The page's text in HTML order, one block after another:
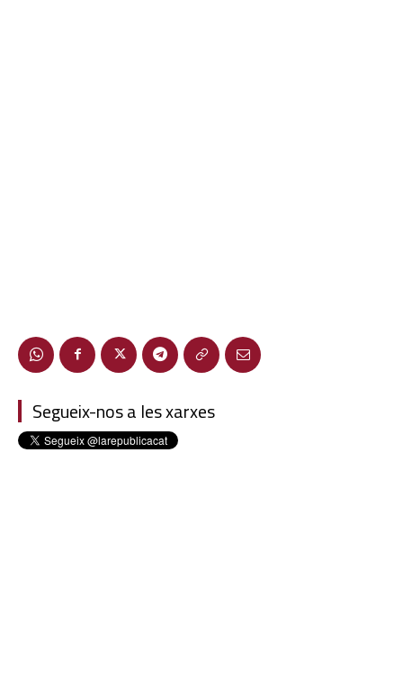
Segueix-nos a les xarxes